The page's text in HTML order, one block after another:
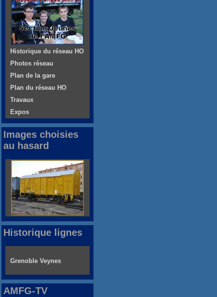
Historique du réseau HO
Photos réseau
Plan de la gare
Plan du réseau HO
Travaux
Expos
Images choisies
au hasard
Historique lignes
Grenoble Veynes
AMFG-TV